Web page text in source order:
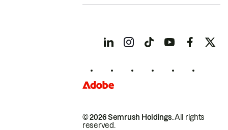
© 2026 Semrush Holdings.All rights
reserved.